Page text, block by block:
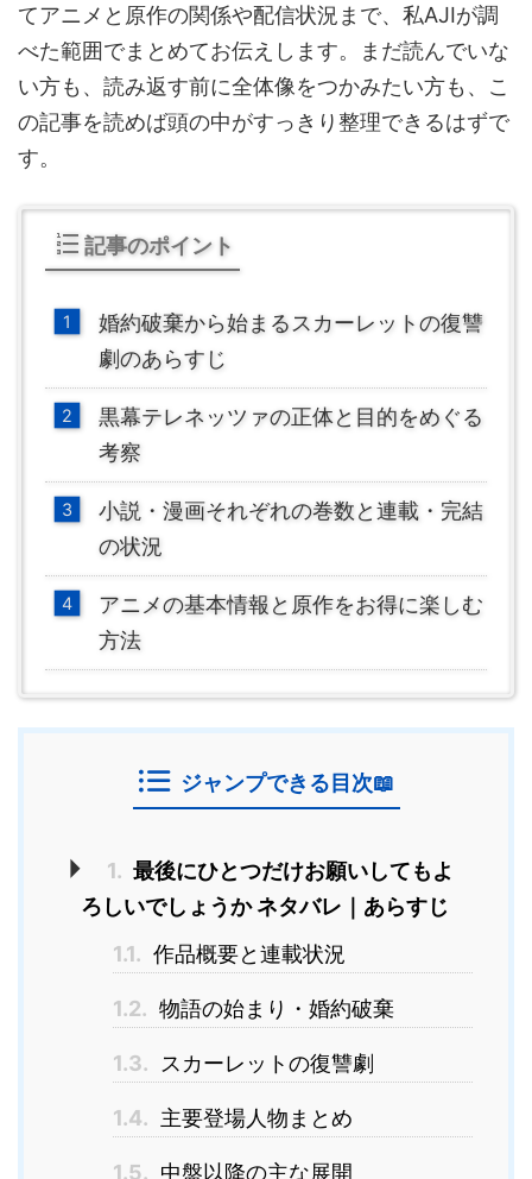
てアニメと原作の関係や配信状況まで、私AJIが調
べた範囲でまとめてお伝えします。まだ読んでいな
い方も、読み返す前に全体像をつかみたい方も、こ
の記事を読めば頭の中がすっきり整理できるはずで
す。
記事のポイント
婚約破棄から始まるスカーレットの復讐
劇のあらすじ
黒幕テレネッツァの正体と目的をめぐる
考察
小説・漫画それぞれの巻数と連載・完結
の状況
アニメの基本情報と原作をお得に楽しむ
方法
ジャンプできる目次📖
1. 最後にひとつだけお願いしてもよ
ろしいでしょうか ネタバレ｜あらすじ
1.1. 作品概要と連載状況
1.2. 物語の始まり・婚約破棄
1.3. スカーレットの復讐劇
1.4. 主要登場人物まとめ
1.5. 中盤以降の主な展開